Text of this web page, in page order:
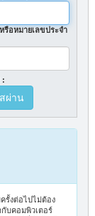
รือหมายเลขประจำ
:
ผ่าน
รั้งต่อไปไม่ต้อง
บคอมพิวเตอร์